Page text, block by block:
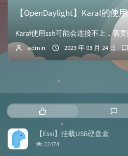
【OpenDaylight】Karaf的使用
admin 2023 年 03 月 24 日
热
门
文
章
新
【Esxi】挂载USB硬盘盒
浏
22474